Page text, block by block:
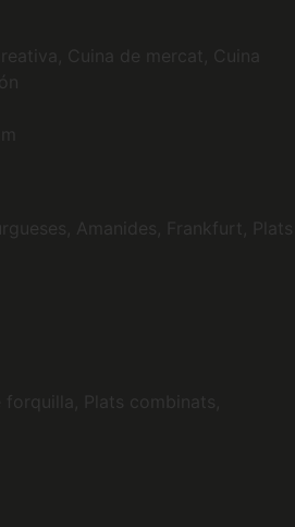
Cuina de mercat, Cuina
Amanides, Frankfurt, Plats
Plats combinats,